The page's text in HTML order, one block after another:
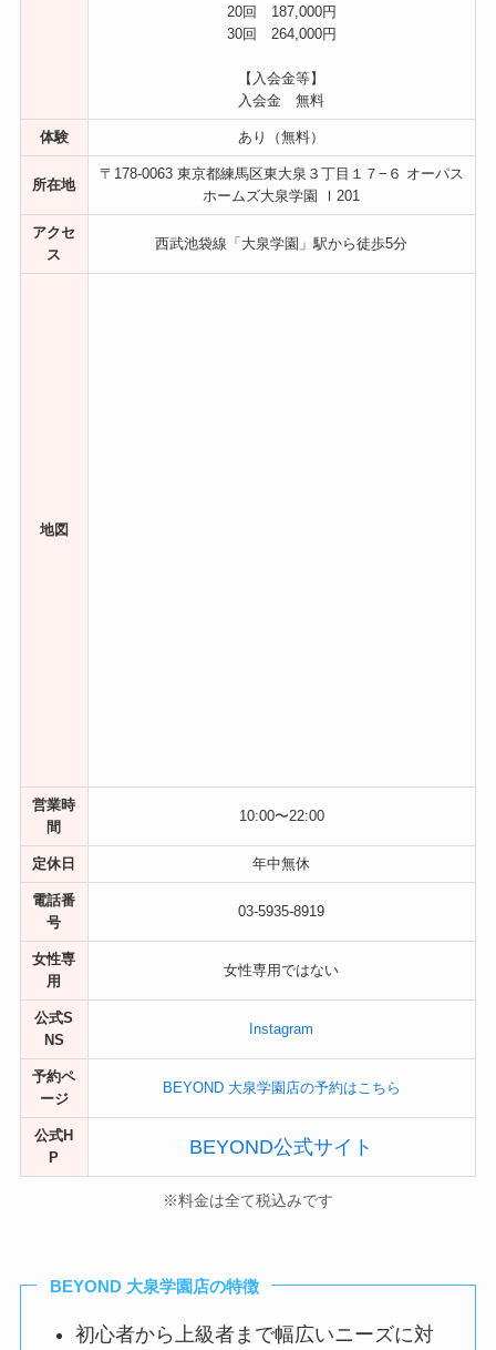
20回 187,000円
30回 264,000円
【入会金等】
入会金 無料
体験 あり（無料）
所在地
〒178-0063 東京都練馬区東大泉３丁目１７−６ オーパス
ホームズ大泉学園 Ⅰ201
アクセ
ス
西武池袋線「大泉学園」駅から徒歩5分
地図
営業時
間
10:00〜22:00
定休日 年中無休
電話番
号
03-5935-8919
女性専
用
女性専用ではない
公式S
NS
Instagram
予約ペ
ージ
BEYOND 大泉学園店の予約はこちら
公式H
P
BEYOND公式サイト
※料金は全て税込みです
BEYOND 大泉学園店の特徴
初心者から上級者まで幅広いニーズに対